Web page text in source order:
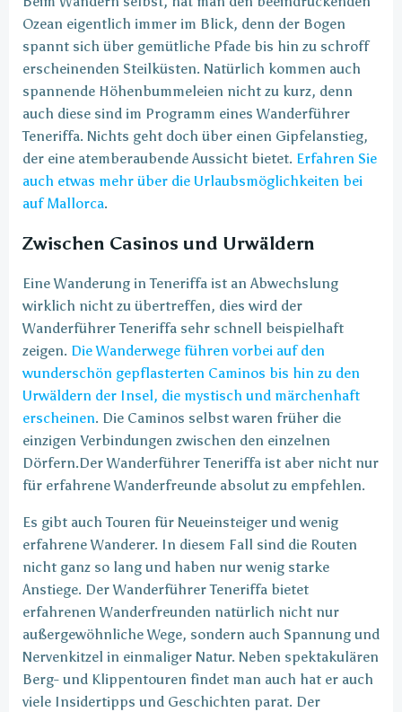
Ozean eigentlich immer im Blick, denn der Bogen
spannt sich über gemütliche Pfade bis hin zu schroff
erscheinenden Steilküsten. Natürlich kommen auch
spannende Höhenbummeleien nicht zu kurz, denn
auch diese sind im Programm eines Wanderführer
Teneriffa. Nichts geht doch über einen Gipfelanstieg,
der eine atemberaubende Aussicht bietet. Erfahren Sie
auch etwas mehr über die Urlaubsmöglichkeiten bei
auf Mallorca.
Zwischen Casinos und Urwäldern
Eine Wanderung in Teneriffa ist an Abwechslung
wirklich nicht zu übertreffen, dies wird der
Wanderführer Teneriffa sehr schnell beispielhaft
zeigen. Die Wanderwege führen vorbei auf den
wunderschön gepflasterten Caminos bis hin zu den
Urwäldern der Insel, die mystisch und märchenhaft
erscheinen. Die Caminos selbst waren früher die
einzigen Verbindungen zwischen den einzelnen
Dörfern.Der Wanderführer Teneriffa ist aber nicht nur
für erfahrene Wanderfreunde absolut zu empfehlen.
Es gibt auch Touren für Neueinsteiger und wenig
erfahrene Wanderer. In diesem Fall sind die Routen
nicht ganz so lang und haben nur wenig starke
Anstiege. Der Wanderführer Teneriffa bietet
erfahrenen Wanderfreunden natürlich nicht nur
außergewöhnliche Wege, sondern auch Spannung und
Nervenkitzel in einmaliger Natur. Neben spektakulären
Berg- und Klippentouren findet man auch hat er auch
viele Insidertipps und Geschichten parat. Der